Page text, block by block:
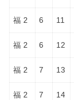
福 2 6 11
福 2 6 12
福 2 7 13
福 2 7 14